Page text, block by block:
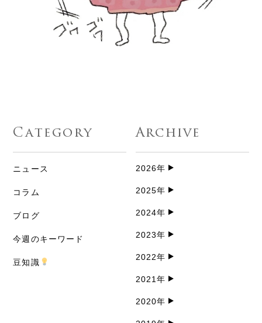
Category
ニュース
コラム
ブログ
今週のキーワード
豆知識
Archive
2026年
2025年
2024年
2023年
2022年
2021年
2020年